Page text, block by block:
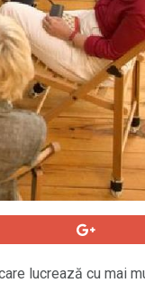
lucrează cu mai